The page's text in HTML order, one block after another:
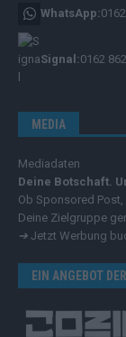
WhatsApp:
Signal:0162
MEDIA
Mediadaten
Deine Botschaft.
Ob Sponsored
Deine Zielgruppe
➔ Jetzt Werbung
EIN ANGEBOT